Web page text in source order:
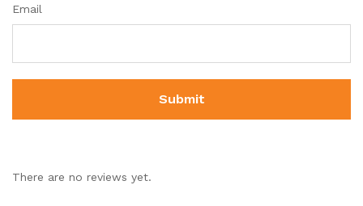
Email
There are no reviews yet.